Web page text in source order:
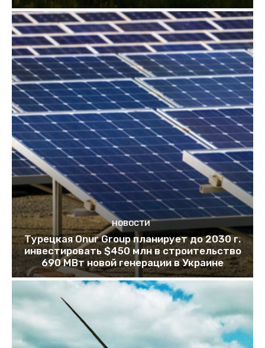
НОВОСТИ
Турецкая Onur Group планирует до 2030 г.
инвестировать $450 млн в строительство
690 МВт новой генерации в Украине